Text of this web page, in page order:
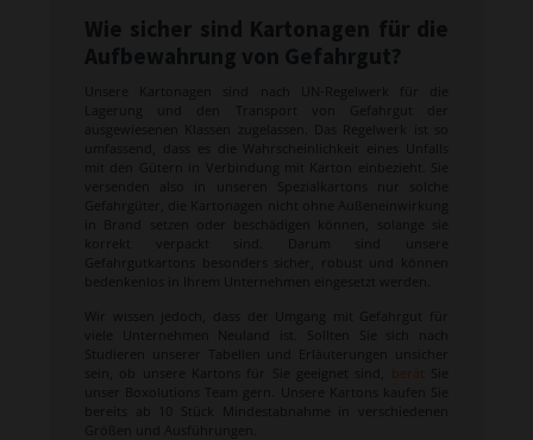
Wie sicher sind Kartonagen für die
Aufbewahrung von Gefahrgut?
Unsere Kartonagen sind nach UN-Regelwerk für die
Lagerung und den Transport von Gefahrgut der
ausgewiesenen Klassen zugelassen. Das Regelwerk ist so
umfassend, dass es die Wahrscheinlichkeit eines Unfalls
mit den Gütern in Verbindung mit Karton einbezieht. Sie
versenden also in unseren Spezialkartons nur solche
Gefahrgüter, die Kartonagen nicht ohne Außeneinwirkung
in Brand setzen oder beschädigen können, solange sie
korrekt verpackt sind. Darum sind unsere
Gefahrgutkartons besonders sicher, robust und können
bedenkenlos in Ihrem Unternehmen eingesetzt werden.
Wir wissen jedoch, dass der Umgang mit Gefahrgut für
viele Unternehmen Neuland ist. Sollten Sie sich nach
Studieren unserer Tabellen und Erläuterungen unsicher
sein, ob unsere Kartons für Sie geeignet sind, berät
unser Boxolutions Team gern. Unsere Kartons kaufen Sie
bereits ab 10 Stück Mindestabnahme in verschiedenen
Größen und Ausführungen.